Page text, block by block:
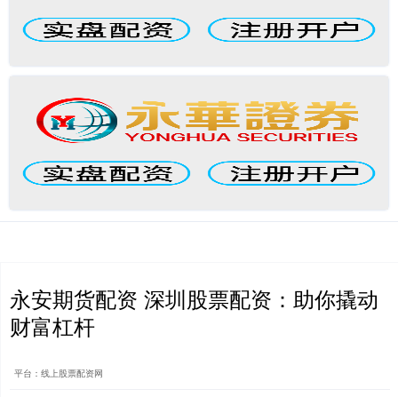
永安期货配资 深圳股票配资：助你撬动
财富杠杆
平台：线上股票配资网